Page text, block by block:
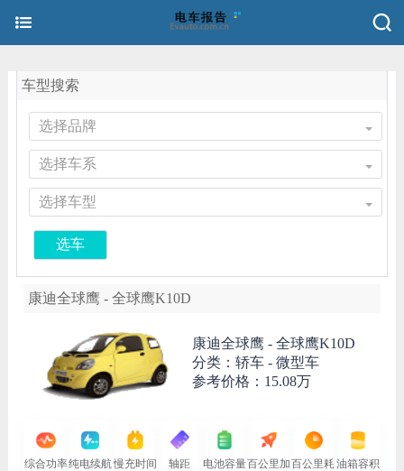
车型搜索
选择品牌
选择车系
选择车型
选车
康迪全球鹰 - 全球鹰K10D
康迪全球鹰 - 全球鹰K10D
分类：轿车 - 微型车
参考价格： 15.08万
综合功率纯电续航慢充时间 轴距 电池容量百公里加百公里耗油箱容积